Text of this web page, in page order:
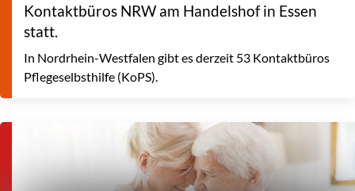
Kontaktbüros NRW am Handelshof in Essen
statt.
In Nordrhein-Westfalen gibt es derzeit 53 Kontaktbüros
Pflegeselbsthilfe (KoPS).